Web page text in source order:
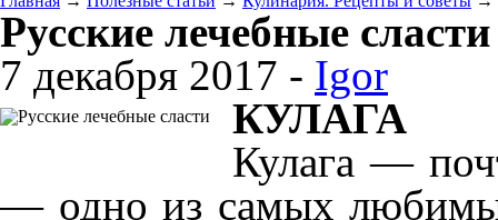
Русские лечебные сласти
7 декабря 2017 - Igor
КУЛАГА
Кулага —
— одно из самых